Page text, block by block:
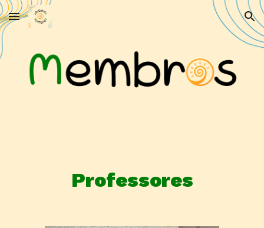
Skip to main content Skip to navigation
Professores